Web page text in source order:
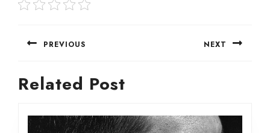
Navigace
pro
příspěvek
PREVIOUS
post:
NEXT
Related Post